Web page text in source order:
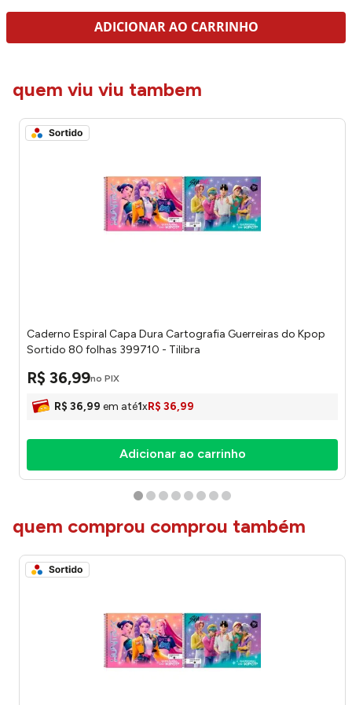
ADICIONAR AO CARRINHO
quem viu viu tambem
Caderno Espiral Capa Dura Cartografia Guerreiras do Kpop
Sortido 80 folhas 399710 - Tilibra
R$ 36,99no PIX
R$ 36,99 em até1xR$ 36,99
Adicionar ao carrinho
quem comprou comprou também